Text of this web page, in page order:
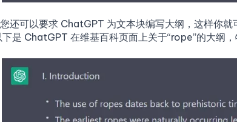
还可以要求 ChatGPT 为文本块编写大纲，这样你
是 ChatGPT 在维基百科页面上关于“rope”的大纲